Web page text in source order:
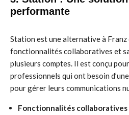
performante
Station est une alternative à Franz
fonctionnalités collaboratives et
plusieurs comptes. Il est conçu
professionnels qui ont besoin
pour gérer leurs communications
Fonctionnalités collaboratives